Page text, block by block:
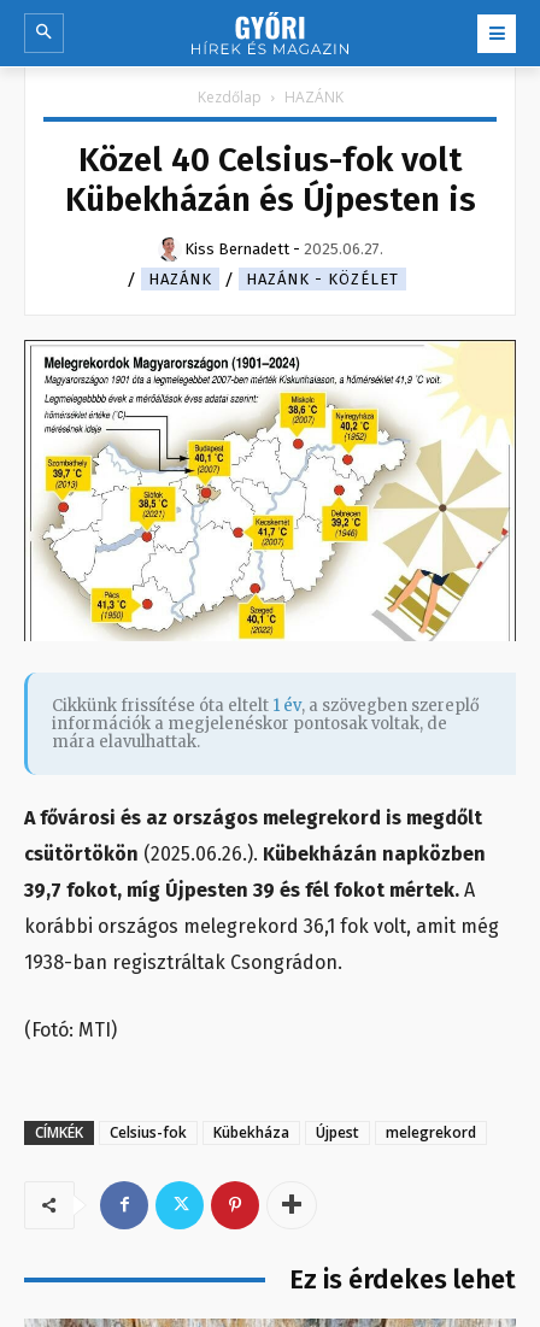
Kezdőlap HAZÁNK
Közel 40 Celsius-fok volt
Kübekházán és Újpesten is
Kiss Bernadett - 2025.06.27.
HAZÁNK
HAZÁNK - KÖZÉLET
Cikkünk frissítése óta eltelt 1 év, a szövegben szereplő
információk a megjelenéskor pontosak voltak, de
mára elavulhattak.
A fővárosi és az országos melegrekord is megdőlt
csütörtökön (2025.06.26.). Kübekházán napközben
39,7 fokot, míg Újpesten 39 és fél fokot mértek. A
korábbi országos melegrekord 36,1 fok volt, amit még
1938-ban regisztráltak Csongrádon.
(Fotó: MTI)
CÍMKÉK Celsius-fok Kübekháza Újpest melegrekord
Ez is érdekes lehet